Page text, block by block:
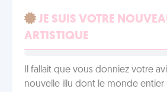
JE SUIS VOTRE
ARTISTIQUE
Il fallait que vous donniez votre
nouvelle illu dont le monde entier